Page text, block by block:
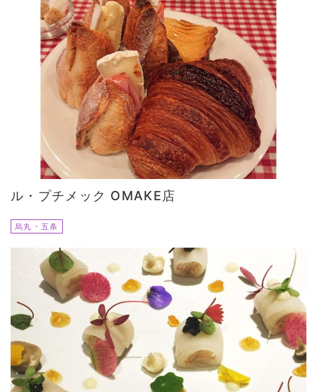
ル・プチメック OMAKE店
烏丸・五条